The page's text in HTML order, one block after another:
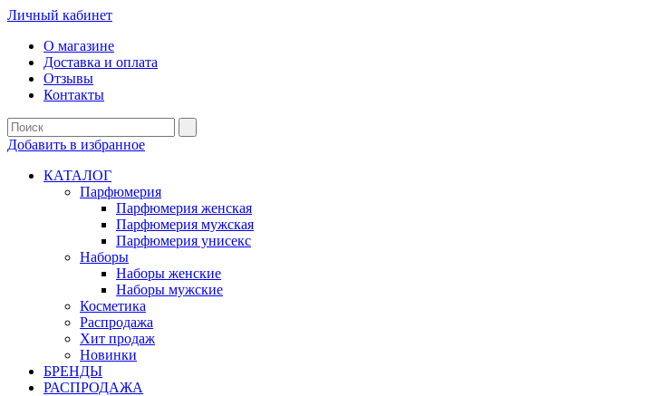
Личный кабинет
О магазине
Доставка и оплата
Отзывы
Контакты
Добавить в избранное
КАТАЛОГ
Парфюмерия
Парфюмерия женская
Парфюмерия мужская
Парфюмерия унисекс
Наборы
Наборы женские
Наборы мужские
Косметика
Распродажа
Хит продаж
Новинки
БРЕНДЫ
РАСПРОДАЖА